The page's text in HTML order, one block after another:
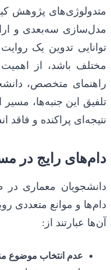
متدولوژی‌های پژوهش
مدل‌سازی سه‌بعدی و
توانایی تدوین یک
مختلف باشد، از
راهنمای متخصص،
تلفیق این جنبه‌ها،
نتیجه‌ای پراکنده و فاقد
دام‌های رایج در
دانشجویان معماری
دام‌ها و موانع متعددی
آن‌ها عبارتند از:
عدم انتخاب موضوع